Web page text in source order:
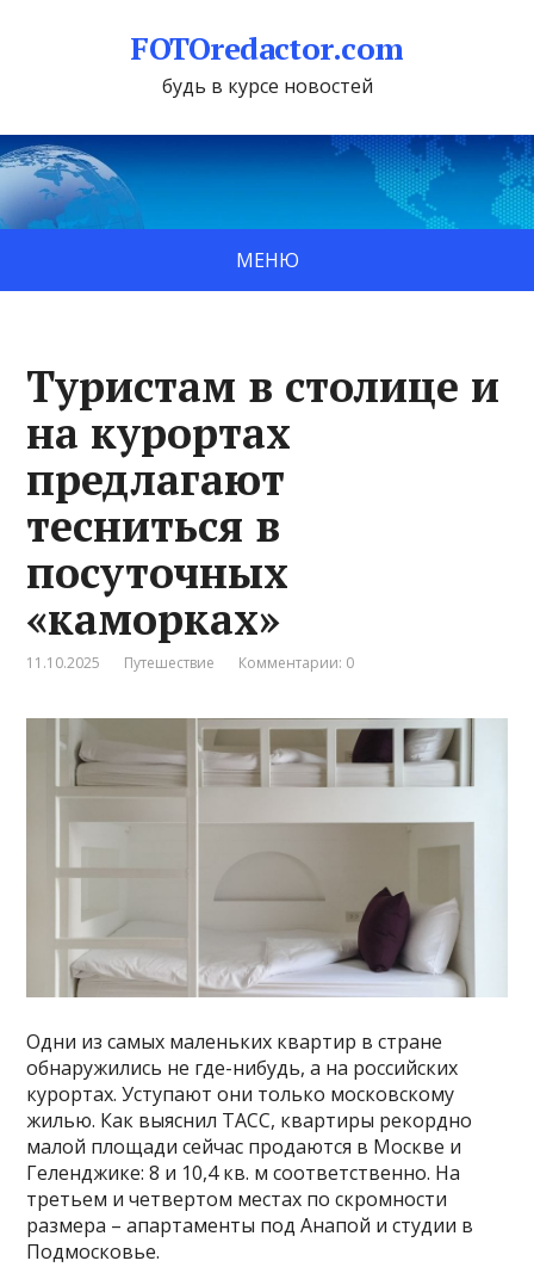
FOTOredactor.com
будь в курсе новостей
МЕНЮ
Туристам в столице и
на курортах
предлагают
тесниться в
посуточных
«каморках»
11.10.2025 Путешествие Комментарии: 0
Одни из самых маленьких квартир в стране
обнаружились не где-нибудь, а на российских
курортах. Уступают они только московскому
жилью. Как выяснил ТАСС, квартиры рекордно
малой площади сейчас продаются в Москве и
Геленджике: 8 и 10,4 кв. м соответственно. На
третьем и четвертом местах по скромности
размера – апартаменты под Анапой и студии в
Подмосковье.